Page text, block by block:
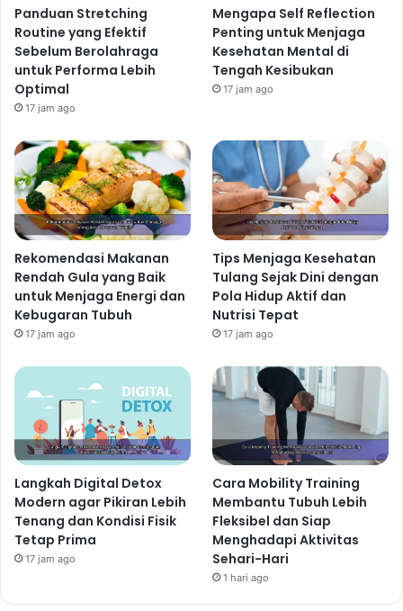
Panduan Stretching
Routine yang Efektif
Sebelum Berolahraga
untuk Performa Lebih
Optimal
17 jam ago
Mengapa Self Reflection
Penting untuk Menjaga
Kesehatan Mental di
Tengah Kesibukan
17 jam ago
Rekomendasi Makanan
Rendah Gula yang Baik
untuk Menjaga Energi dan
Kebugaran Tubuh
17 jam ago
Tips Menjaga Kesehatan
Tulang Sejak Dini dengan
Pola Hidup Aktif dan
Nutrisi Tepat
17 jam ago
Langkah Digital Detox
Modern agar Pikiran Lebih
Tenang dan Kondisi Fisik
Tetap Prima
17 jam ago
Cara Mobility Training
Membantu Tubuh Lebih
Fleksibel dan Siap
Menghadapi Aktivitas
Sehari-Hari
1 hari ago